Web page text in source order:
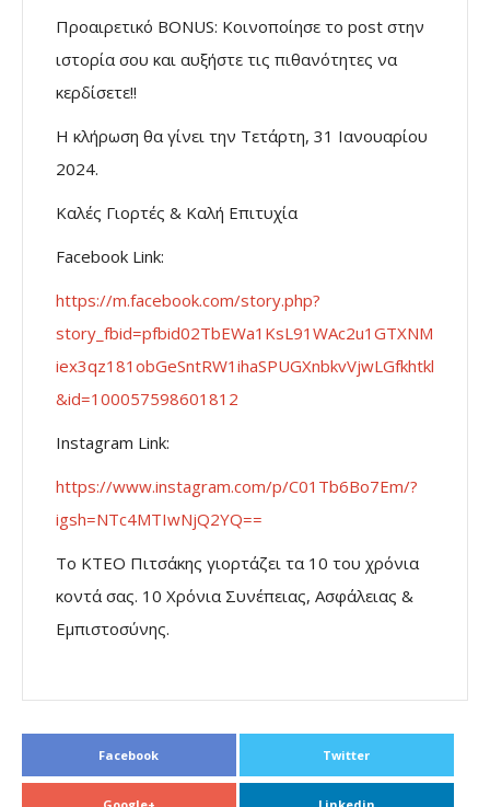
Προαιρετικό BONUS: Κοινοποίησε το post στην
ιστορία σου και αυξήστε τις πιθανότητες να
κερδίσετε!!
Η κλήρωση θα γίνει την Τετάρτη, 31 Ιανουαρίου
2024.
Καλές Γιορτές & Καλή Επιτυχία
Facebook Link:
https://m.facebook.com/story.php?
story_fbid=pfbid02TbEWa1KsL91WAc2u1GTXNM
iex3qz181obGeSntRW1ihaSPUGXnbkvVjwLGfkhtkl
&id=100057598601812
Instagram Link:
https://www.instagram.com/p/C01Tb6Bo7Em/?
igsh=NTc4MTIwNjQ2YQ==
Το KTEO Πιτσάκης γιορτάζει τα 10 του χρόνια
κοντά σας. 10 Χρόνια Συνέπειας, Ασφάλειας &
Εμπιστοσύνης.
Facebook Twitter